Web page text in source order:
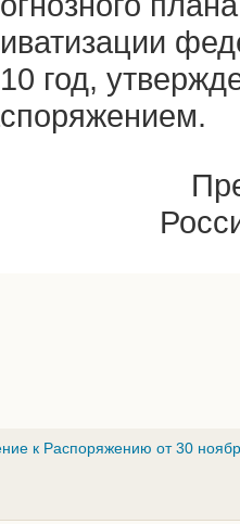
год,
к Распоряжению от 30